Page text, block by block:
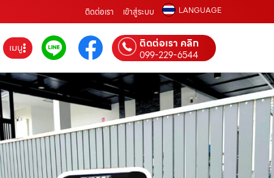
ติดต่อเรา เข้าสู่ระบบ LANGUAGE
เมนู ติดต่อเรา คลิก
099-229-6544